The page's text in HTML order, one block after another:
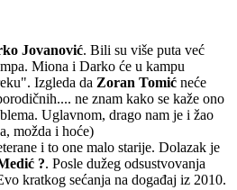
Jovanović. Bili su više puta već
Miona i Darko će u kampu
Izgleda da Zoran Tomić neće
ne znam kako se kaže ono
Uglavnom, drago nam je i žao
možda i hoće)
i to one malo starije. Dolazak je
?. Posle dužeg odsustvovanja
kratkog sećanja na događaj iz 2010.